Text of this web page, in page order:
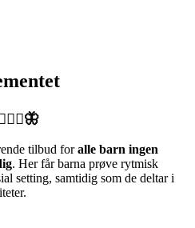
tilbud foralle barn ingen
. Her får barna prøve rytmisk
setting, samtidig som de deltar i